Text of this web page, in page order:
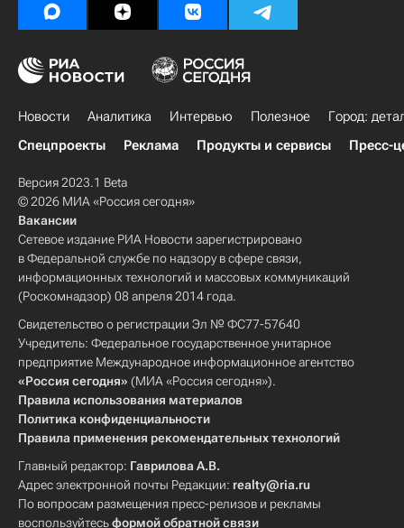
Новости Аналитика Интервью Полезное
Город:
Спецпроекты
Реклама Продукты и сервисы Пресс-
Версия 2023.1 Beta
© 2026 МИА «Россия сегодня»
Вакансии
Сетевое издание РИА Новости зарегистрировано
в Федеральной службе по надзору в сфере связи,
информационных технологий и массовых коммуникаций
(Роскомнадзор) 08 апреля 2014 года.
Свидетельство о регистрации Эл № ФС77-57640
Учредитель: Федеральное государственное унитарное
предприятие Международное информационное агентство
«Россия сегодня» (МИА «Россия сегодня»).
Правила использования материалов
Политика конфиденциальности
Правила применения рекомендательных технологий
Главный редактор: Гаврилова А.В.
Адрес электронной почты Редакции: realty@ria.ru
По вопросам размещения пресс-релизов и рекламы
воспользуйтесьформой обратной связи